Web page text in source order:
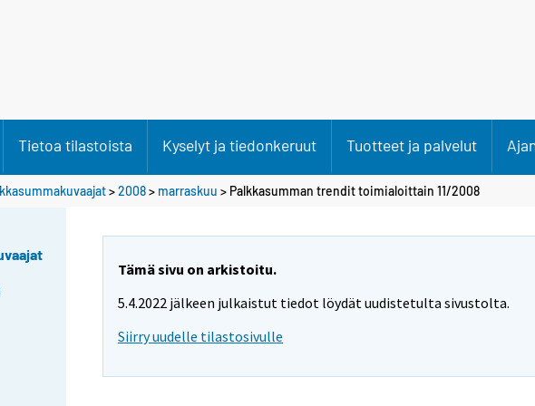
Tietoa tilastoista Kyselyt ja tiedonkeruut Tuotteet ja palvelut
>2008> marraskuu > Palkkasumman trendit toimialoittain 11/2008
Tämä sivu on arkistoitu.
5.4.2022 jälkeen julkaistut tiedot löydät uudistetulta sivustolta.
Siirry uudelle tilastosivulle